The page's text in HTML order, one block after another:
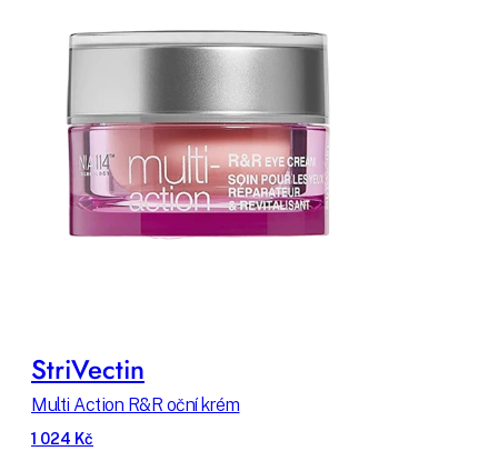
StriVectin
Multi Action R&R oční krém
1 024 Kč